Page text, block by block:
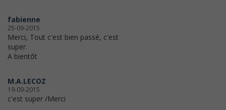
fabienne
25-09-2015
Merci, Tout c'est bien passé, c'est
super.
A bientôt
M.A.LECOZ
19-09-2015
c'est super /Merci